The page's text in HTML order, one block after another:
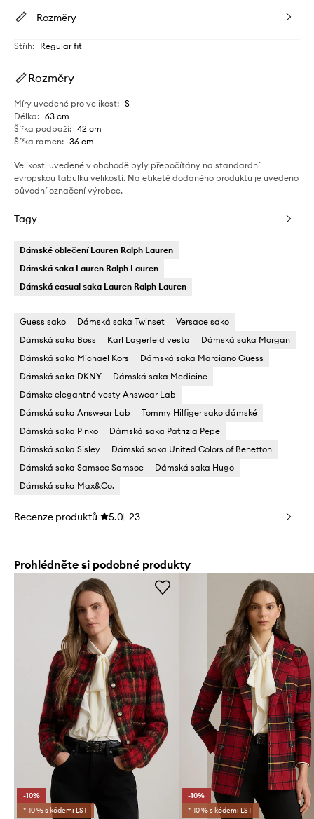
Rozměry
Střih: Regular fit
Rozměry
Míry uvedené pro velikost: S
Délka: 63 cm
Šířka podpaží: 42 cm
Šířka ramen: 36 cm
Velikosti uvedené v obchodě byly přepočítány na standardní
evropskou tabulku velikostí. Na etiketě dodaného produktu je uvedeno
původní označení výrobce.
Tagy
Dámské oblečení Lauren Ralph Lauren
Dámská saka Lauren Ralph Lauren
Dámská casual saka Lauren Ralph Lauren
Guess sako Dámská saka Twinset
Versace sako
Dámská saka Boss
Karl Lagerfeld vesta
Dámská saka Morgan
Dámská saka Michael Kors
Dámská saka Marciano Guess
Dámská saka DKNY
Dámská saka Medicine
Dámske elegantné vesty Answear Lab
Dámská saka Answear Lab
Tommy Hilfiger sako dámské
Dámská saka Pinko
Dámská saka Patrizia Pepe
Dámská saka Sisley
Dámská saka United Colors of Benetton
Dámská saka Samsoe Samsoe
Dámská saka Hugo
Dámská saka Max&Co.
Recenze produktů 5.0 23
Prohlédněte si podobné produkty
-10%
*-10 % s kódem: LST
-10%
*-10 % s kódem: LST